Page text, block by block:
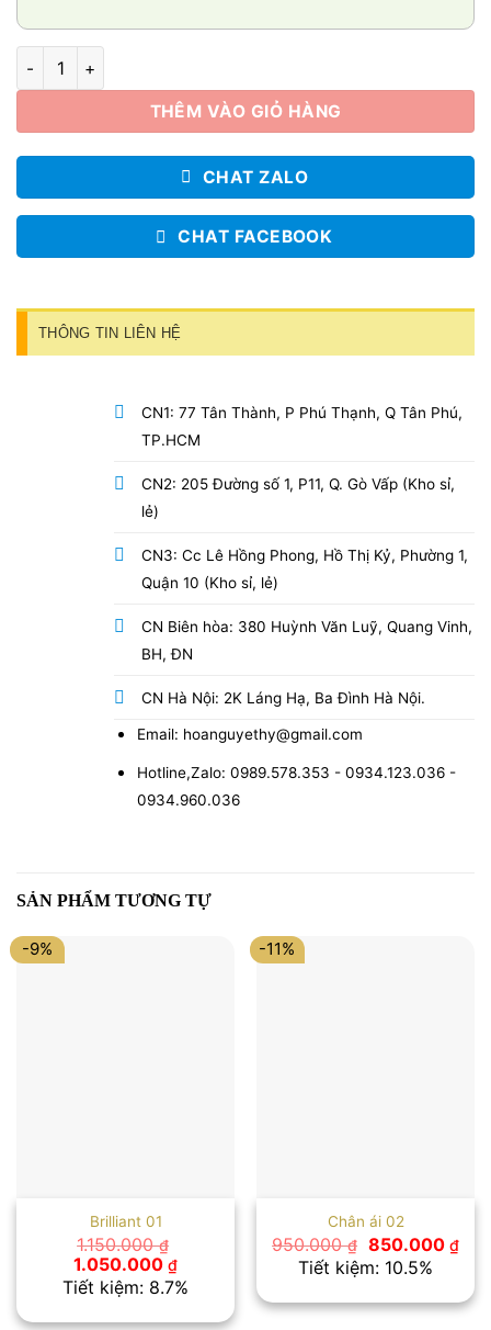
Vườn xuân 01 số lượng
THÊM VÀO GIỎ HÀNG
CHAT ZALO
CHAT FACEBOOK
THÔNG TIN LIÊN HỆ
CN1: 77 Tân Thành, P Phú Thạnh, Q Tân Phú,
TP.HCM
CN2: 205 Đường số 1, P11, Q. Gò Vấp (Kho sỉ,
lẻ)
CN3: Cc Lê Hồng Phong, Hồ Thị Kỷ, Phường 1,
Quận 10 (Kho sỉ, lẻ)
CN Biên hòa: 380 Huỳnh Văn Luỹ, Quang Vinh,
BH, ĐN
CN Hà Nội: 2K Láng Hạ, Ba Đình Hà Nội.
Email: hoanguyethy@gmail.com
Hotline,Zalo: 0989.578.353 - 0934.123.036 -
0934.960.036
SẢN PHẨM TƯƠNG TỰ
-9%
Brilliant 01
1.150.000₫
Giá
gốc
là:
1.050.000 ₫Giá
hiện
tại
Tiết kiệm: 8.7%
-11%
Chân ái 02
950.000₫ Giá
gốc
là:
850.000 ₫Giá
hiện
là:
Tiết kiệm: 10.5%